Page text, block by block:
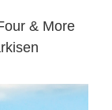
& More